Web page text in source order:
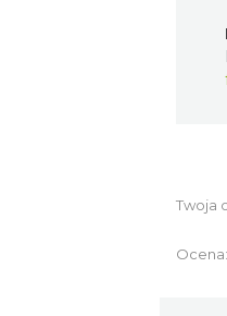
Twoja
Ocena: